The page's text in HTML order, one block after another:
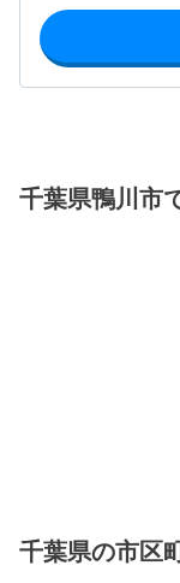
千葉県鴨川市
千葉県の市区